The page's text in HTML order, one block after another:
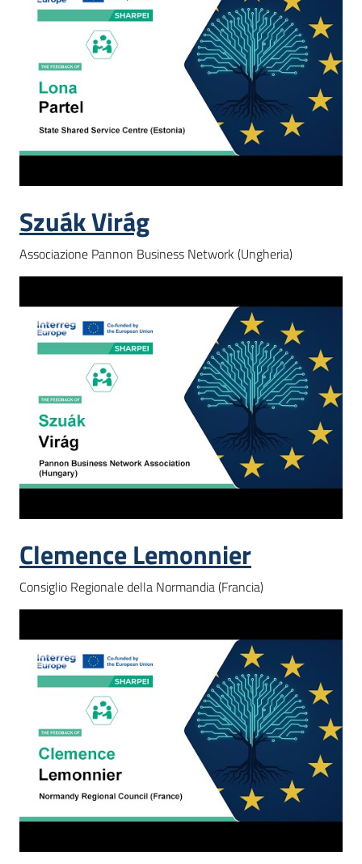
Szuák Virág
Associazione Pannon Business Network (Ungheria)
Clemence Lemonnier
Consiglio Regionale della Normandia (Francia)